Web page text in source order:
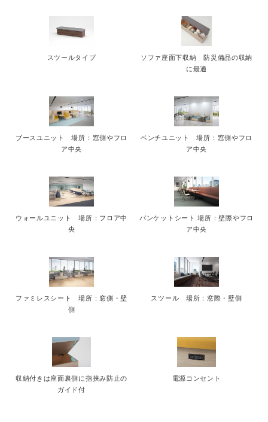
スツールタイプ
ソファ座面下収納 防災備品の収納
に最適
ブースユニット 場所：窓側やフロ
ア中央
ベンチユニット 場所：窓側やフロ
ア中央
ウォールユニット 場所：フロア中
央
バンケットシート 場所：壁際やフロ
ア中央
ファミレスシート 場所：窓側・壁
側
スツール 場所：窓際・壁側
収納付きは座面裏側に指挟み防止の
ガイド付
電源コンセント